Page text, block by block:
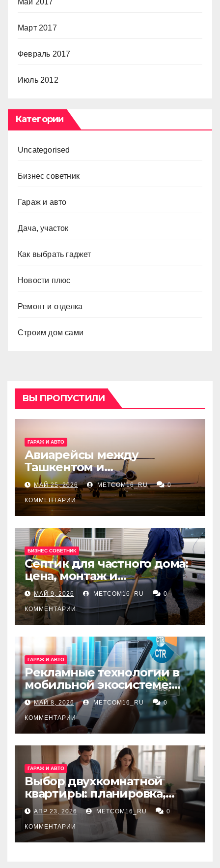
Март 2017
Февраль 2017
Июль 2012
Категории
Uncategorised
Бизнес советник
Гараж и авто
Дача, участок
Как выбрать гаджет
Новости плюс
Ремонт и отделка
Строим дом сами
ВЫ ПРОПУСТИЛИ
ГАРАЖ И АВТО
Авиарейсы между
Ташкентом и
Екатеринбургом
МАЙ 25, 2026 METCOM16_RU 0
КОММЕНТАРИИ
БИЗНЕС СОВЕТНИК
Септик для частного дома:
цена, монтаж и
организация автономной
канализации
МАЙ 9, 2026 METCOM16_RU 0
КОММЕНТАРИИ
ГАРАЖ И АВТО
Рекламные технологии в
мобильной экосистеме:
ключевые сервисы и
принципы работы
МАЙ 8, 2026 METCOM16_RU 0
КОММЕНТАРИИ
ГАРАЖ И АВТО
Выбор двухкомнатной
квартиры: планировка,
состояние жилья и
проверка документов
АПР 23, 2026 METCOM16_RU 0
КОММЕНТАРИИ